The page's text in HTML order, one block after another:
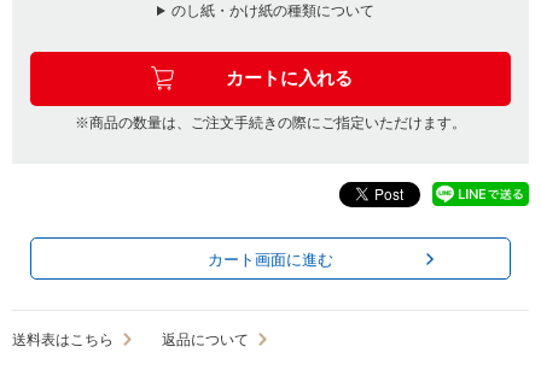
のし紙・かけ紙の種類について
※商品の数量は、ご注文手続きの際にご指定いただけます。
カート画面に進む
送料表はこちら 返品について